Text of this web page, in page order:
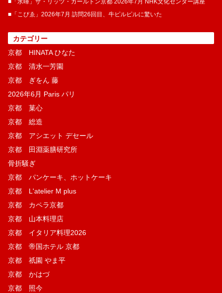
■「水暉」ザ・リッツ・カールトン京都 2026年7月 NHK文化センター講座
■「こぴゑ」2026年7月 訪問26回目、牛ピルピルに驚いた
カテゴリー
京都 HINATA ひなた
京都 清水一芳園
京都 ぎをん 藤
2026年6月 Paris パリ
京都 菓​心
京都 総造
京都 アシエット デセール
京都 田淵薬膳研究所
骨折騒ぎ
京都 パンケーキ、ホットケーキ
京都 L'atelier M plus
京都 カペラ京都
京都 山本料理店
京都 イタリア料理2026
京都 帝国ホテル 京都
京都 祇園 やま平
京都 かはづ
京都 照今